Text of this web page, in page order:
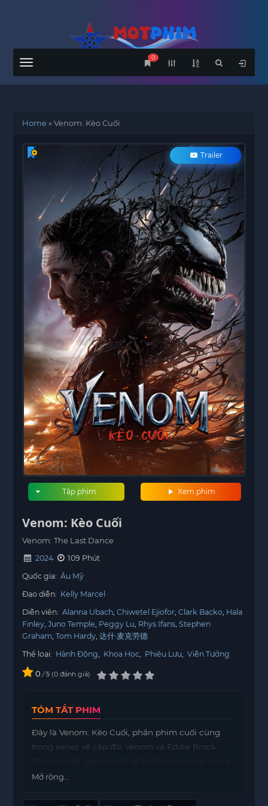
Menu
0
Home»Venom: Kèo Cuối
Trailer
Xem phim
Tập phim
Venom: Kèo Cuối
Venom: The Last Dance
2024
109 Phút
Quốc gia: Âu Mỹ
Đạo diễn: Kelly Marcel
Diễn viên: Alanna Ubach Chiwetel Ejiofor Clark Backo Hala
Finley Juno Temple Peggy Lu Rhys Ifans Stephen
Graham Tom Hardy 达什·麦克劳德
Thể loại: Hành Động Khoa Học Phiêu Lưu Viễn Tưởng
0 / 5 0 đánh giá
TÓM TẮT PHIM
Đây là Venom: Kèo Cuối, phần phim cuối cùng
trong series về cặp đôi Venom và Eddie Brock
bộ phim ‘Spider-man: No way home’ (2021), Eddie
ác thần Knull. Knull không chỉ là một nhân vật
Mở rộng...